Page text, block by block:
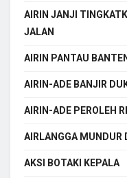
AIRIN JANJI
JALAN
AIRIN PANTAU
AIRIN-ADE BANJIR
AIRIN-ADE PEROLEH
AIRLANGGA MUNDUR
AKSI BOTAKI KEPALA